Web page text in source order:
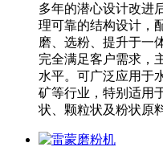
多年的潜心设计改进
理可靠的结构设计，
磨、选粉、提升于一
完全满足客户需求，
水平。可广泛应用于
矿等行业，特别适用
状、颗粒状及粉状原